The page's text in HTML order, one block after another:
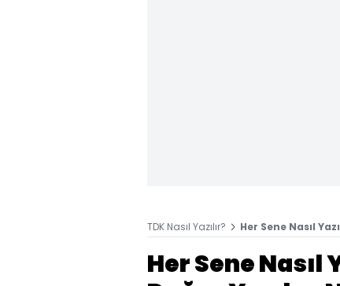
TDK Nasıl Yazılır? Her Sene Nasıl
Her Sene Nasıl